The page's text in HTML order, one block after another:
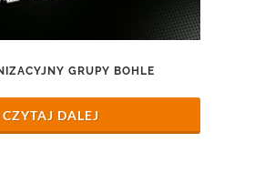
GRUPY BOHLE
CZYTAJ DALEJ